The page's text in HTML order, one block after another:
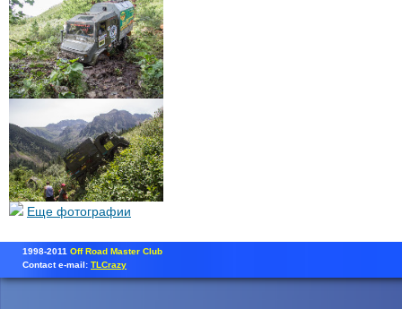
Еще фотографии
1998-2011 Off Road Master Club
Contact e-mail: TLCrazy